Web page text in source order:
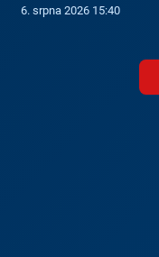
6. srpna 2026 15:40